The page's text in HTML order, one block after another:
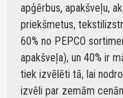
apģērbus, apakšveļu,
priekšmetus,
60% no PEPCO
apakšveļa), un 40% ir
tiek izvēlēti tā, lai
izvēli par zemām